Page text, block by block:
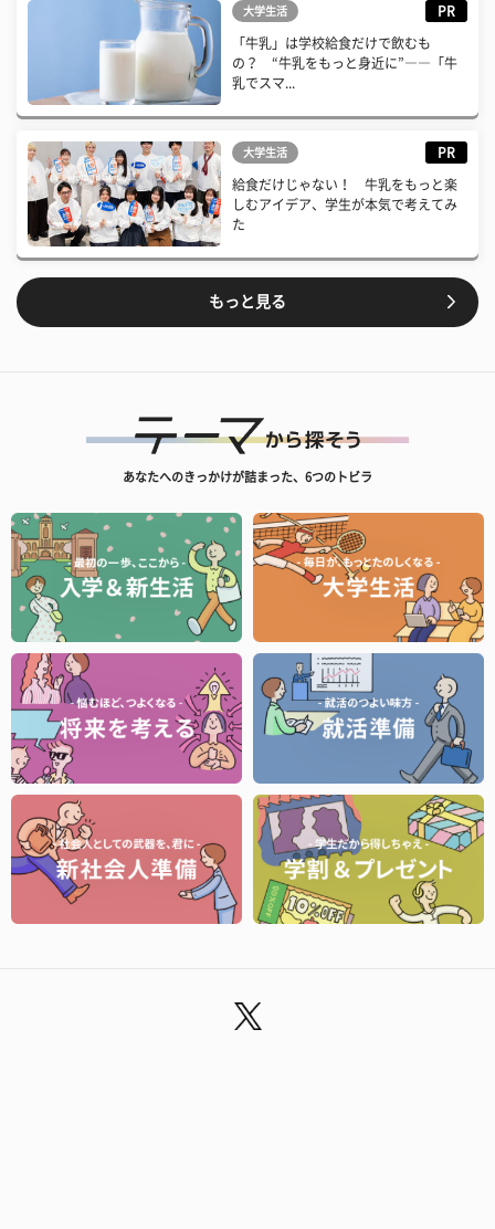
大学生活 PR
「牛乳」は学校給食だけで飲むも
の？ “牛乳をもっと身近に”――「牛
乳でスマ...
大学生活 PR
給食だけじゃない！ 牛乳をもっと楽
しむアイデア、学生が本気で考えてみ
た
もっと見る
あなたへのきっかけが詰まった、6つのトビラ